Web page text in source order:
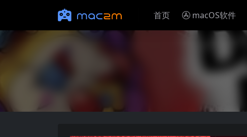
首页 macOS软件